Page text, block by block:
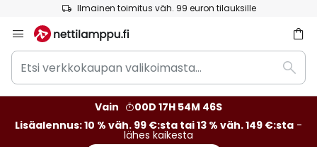
Ilmainen toimitus väh. 99 euron tilauksille
to
Content
Etsi
verkkokaupan
valikoimasta...
Etsi
Vain
00D 17H 54M 46S
Lisäalennus: 10 % väh. 99 €:sta tai 13 % väh. 149 €:sta -
lähes kaikesta